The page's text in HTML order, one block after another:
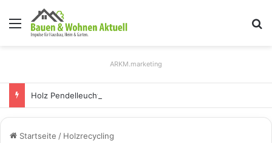
Menü
ARKM.marketing
Startseite / Holzrecycling